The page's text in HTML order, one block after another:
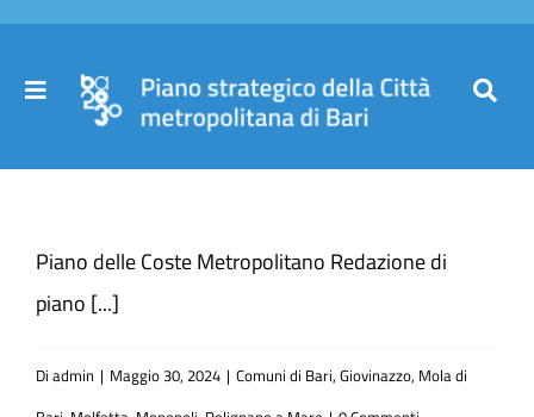
Salta
contenuto
Toggle
Piano delle Coste Metropolitano Redazione di
piano [...]
Di admin | Maggio 30, 2024 | Comuni di Bari, Giovinazzo, Mola di